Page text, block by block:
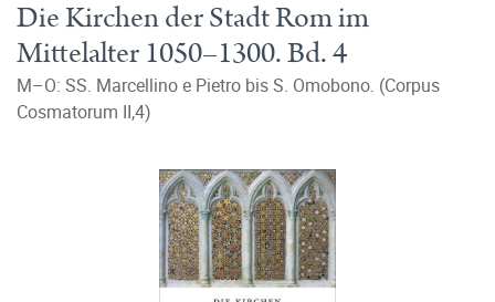
Die Kirchen der Stadt Rom im
Mittelalter 1050–1300. Bd. 4
M–O: SS. Marcellino e Pietro bis S. Omobono. (Corpus
Cosmatorum II,4)